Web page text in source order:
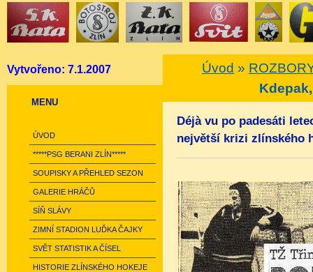
Vytvořeno: 7.1.2007
MENU
ÚVOD
*****PSG BERANI ZLÍN*****
SOUPISKY A PŘEHLED SEZON
GALERIE HRÁČŮ
SÍŇ SLÁVY
ZIMNÍ STADION LUĎKA ČAJKY
SVĚT STATISTIK A ČÍSEL
HISTORIE ZLÍNSKÉHO HOKEJE
Úvod »
Déjà vu po padesáti
největší krizi zlínského